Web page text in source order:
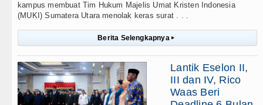
kampus membuat Tim Hukum Majelis Umat Kristen Indonesia
(MUKI) Sumatera Utara menolak keras surat . . .
Berita Selengkapnya ▸
Lantik Eselon II,
III dan IV, Rico
Waas Beri